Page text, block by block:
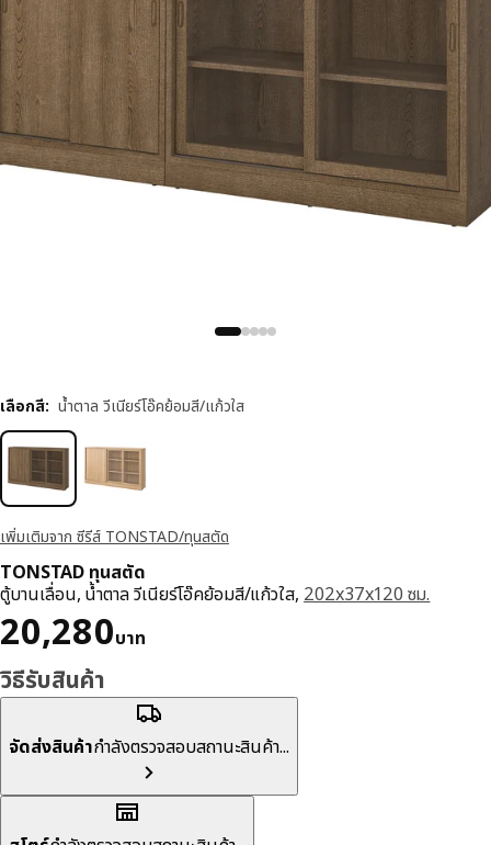
เพิ่มเติมจาก ซีรีส์ TONSTAD/ทุนสตัด
TONSTAD ทุนสตัด
ตู้บานเลื่อน, น้ำตาล วีเนียร์โอ๊คย้อมสี/แก้วใส, 202x37x120 ซม.
20,280บาท
ราคา 20280บาท
เลือกสี: น้ำตาล วีเนียร์โอ๊คย้อมสี/แก้วใส
วิธีรับสินค้า
จัดส่งสินค้ากำลังตรวจสอบสถานะสินค้า...